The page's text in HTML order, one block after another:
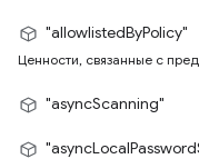
"allowlistedByPolicy"
Ценности, связанные с
"asyncScanning"